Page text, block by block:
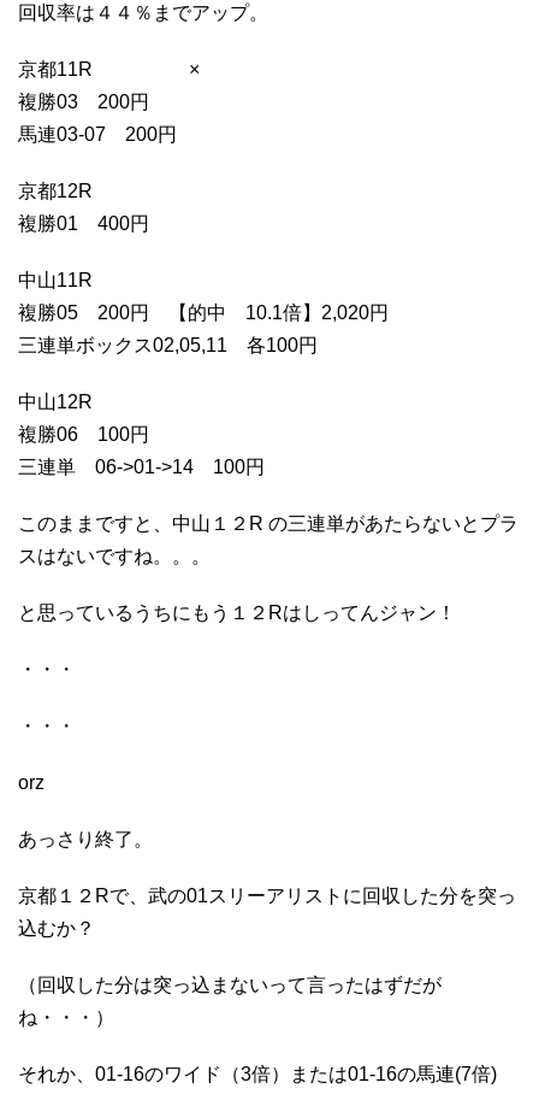
回収率は４４％までアップ。
京都11R ×
複勝03 200円
馬連03-07 200円
京都12R
複勝01 400円
中山11R
複勝05 200円 【的中 10.1倍】2,020円
三連単ボックス02,05,11 各100円
中山12R
複勝06 100円
三連単 06->01->14 100円
このままですと、中山１２R の三連単があたらないとプラ
スはないですね。。。
と思っているうちにもう１２Rはしってんジャン！
・・・
・・・
orz
あっさり終了。
京都１２Rで、武の01スリーアリストに回収した分を突っ
込むか？
（回収した分は突っ込まないって言ったはずだが
ね・・・）
それか、01-16のワイド（3倍）または01-16の馬連(7倍)